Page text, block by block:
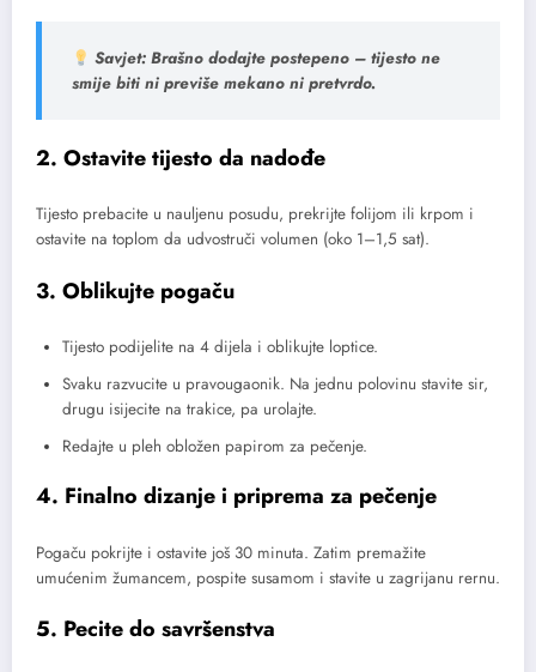
Savjet: Brašno dodajte postepeno – tijesto ne
smije biti ni previše mekano ni pretvrdo.
2. Ostavite tijesto da nadođe
Tijesto prebacite u nauljenu posudu, prekrijte folijom ili krpom i
ostavite na toplom da udvostruči volumen (oko 1–1,5 sat).
3. Oblikujte pogaču
Tijesto podijelite na 4 dijela i oblikujte loptice.
Svaku razvucite u pravougaonik. Na jednu polovinu stavite sir,
drugu isijecite na trakice, pa urolajte.
Redajte u pleh obložen papirom za pečenje.
4. Finalno dizanje i priprema za pečenje
Pogaču pokrijte i ostavite još 30 minuta. Zatim premažite
umućenim žumancem, pospite susamom i stavite u zagrijanu rernu.
5. Pecite do savršenstva